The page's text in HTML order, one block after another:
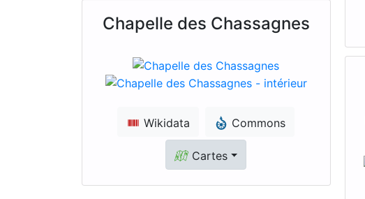
Chapelle des Chassagnes
Wikidata Commons
Cartes